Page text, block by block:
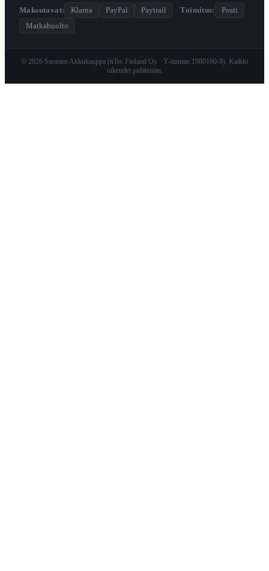
Maksutavat: Klarna PayPal Paytrail · Toimitus:
Posti
Matkahuolto
© 2026 Suomen Akkukauppa (nTec Finland Oy · Y-tunnus 1980160-9). Kaikki
oikeudet pidätetään.